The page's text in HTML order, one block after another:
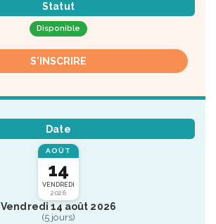
Statut
Disponible
S'INSCRIRE
Date
AOÛT
14
VENDREDI
2026
Vendredi 14 août 2026
(5 jours)